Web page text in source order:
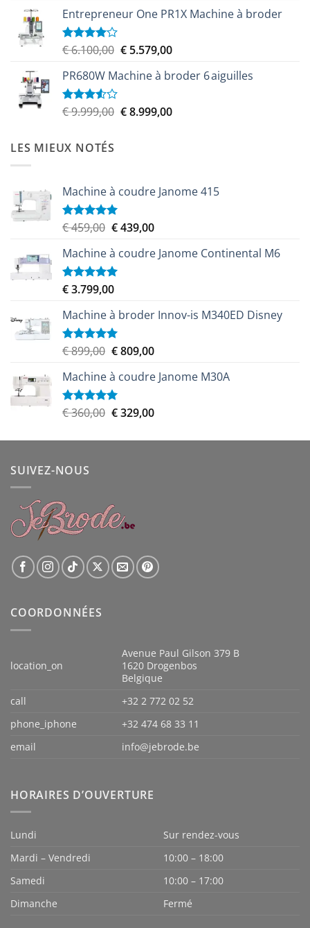
Entrepreneur One PR1X Machine à broder
Note
5
€6.100,00 Le
initial
€ 6.100,00.
€5.579,00Le
actuel
€ 5.579,00.
PR680W Machine à broder 6 aiguilles
Note
€9.999,00 Le
€8.999,00Le
LES MIEUX NOTÉS
Machine à coudre Janome 415
Note5.00
€459,00 Le
initial
était :
€ 459,00.
€439,00Le
actuel
Machine à coudre Janome Continental M6
Note5.00
€3.799,00
Machine à broder Innov-is M340ED Disney
Note5.00
€899,00 Le
initial
était :
€ 899,00.
€809,00Le
actuel
€ 809,00.
Machine à coudre Janome M30A
Note5.00
€360,00 Le
initial
€329,00Le
actuel
SUIVEZ-NOUS
COORDONNÉES
location_on
Avenue Paul Gilson 379 B
1620 Drogenbos
Belgique
call
+32 2 772 02 52
phone_iphone
+32 474 68 33 11
email
info@jebrode.be
HORAIRES D’OUVERTURE
Lundi
Sur rendez-vous
Mardi – Vendredi
10:00 – 18:00
Samedi
10:00 – 17:00
Dimanche
Fermé